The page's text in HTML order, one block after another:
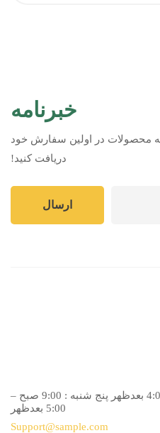
خبرنامه
همه محصولات در اولین سفارش خود
دریافت کنید!
شنبه – چهارشنبه : 8:00 صبح – 4:00 بعدظهر پنج شنبه : 9:00 صبح –
5:00 بعدظهر
Support@sample.com